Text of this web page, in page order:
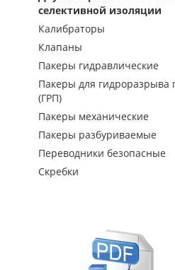
селективной изоляции
Калибраторы
Клапаны
Пакеры гидравлические
Пакеры для гидроразрыва
(ГРП)
Пакеры механические
Пакеры разбуриваемые
Переводники безопасные
Скребки